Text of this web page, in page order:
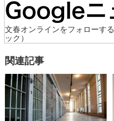
文春オンラインをフォローする
ック）
関連記事